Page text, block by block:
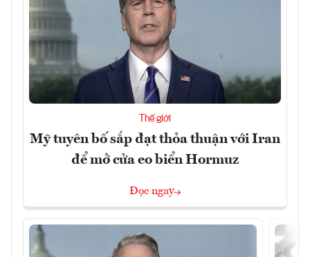
Thế giới
Mỹ tuyên bố sắp đạt thỏa thuận với Iran
để mở cửa eo biển Hormuz
Đọc ngay